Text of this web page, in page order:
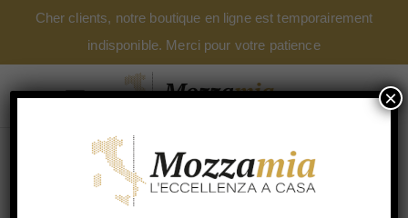
Cher clients, notre boutique en ligne est temporairement
indisponible. Merci pour votre patience
×